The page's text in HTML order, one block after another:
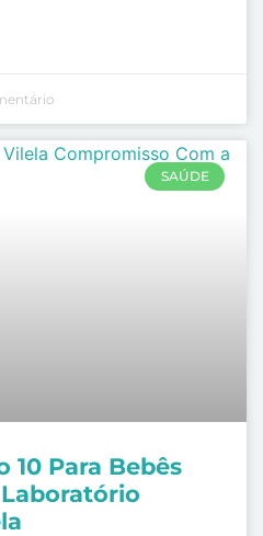
SAÚDE
10 Para Bebês